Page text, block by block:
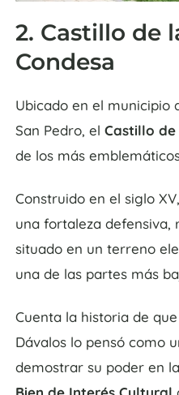
2. Castillo de
Condesa
Ubicado en el municipio
San Pedro, el Castillo de
de los más
Construido en el siglo
una fortaleza defensiva,
situado en un terreno
una de las partes más
Cuenta la historia de
Dávalos lo pensó como
demostrar su poder en